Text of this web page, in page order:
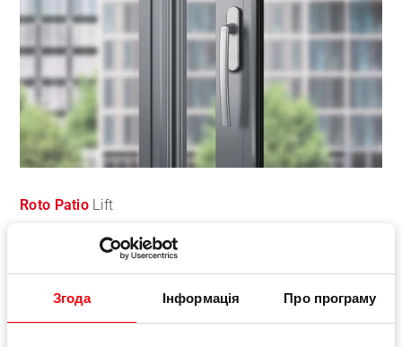
Згода Інформація Про програму
Roto Patio Lift
Стандартна фунітура для великих підйомно-
зсувних дверей
Більше інформації